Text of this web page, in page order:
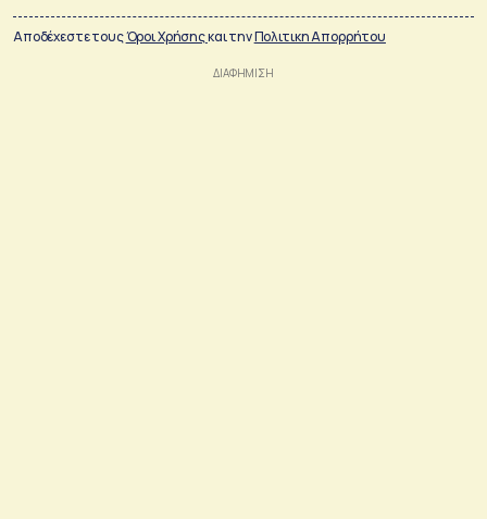
Αποδέχεστε τουςΌροι Χρήσηςκαι τηνΠολιτικη Απορρήτου